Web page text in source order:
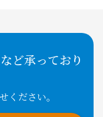
ど承っており
ください。